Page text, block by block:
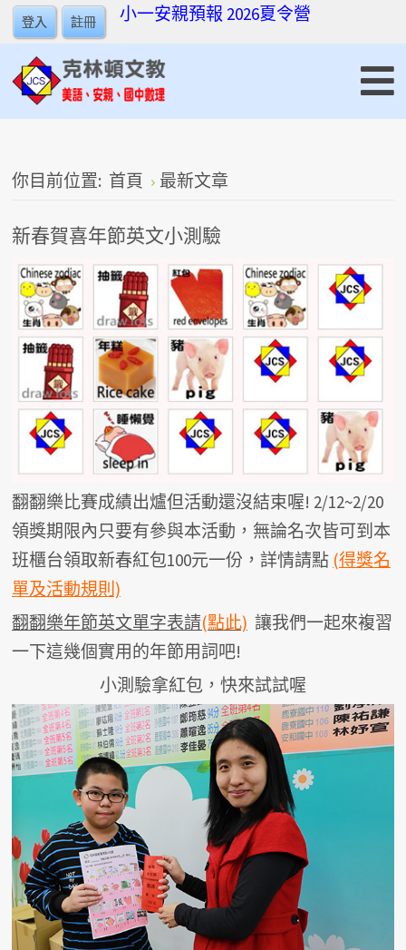
登入 註冊 小一安親預報 2026夏令營
你目前位置: 首頁 最新文章
新春賀喜年節英文小測驗
翻翻樂比賽成績出爐但活動還沒結束喔! 2/12~2/20
領獎期限內只要有參與本活動，無論名次皆可到本
班櫃台領取新春紅包100元一份，詳情請點 (得獎名
單及活動規則)
翻翻樂年節英文單字表請(點此) 讓我們一起來複習
一下這幾個實用的年節用詞吧!
小測驗拿紅包，快來試試喔